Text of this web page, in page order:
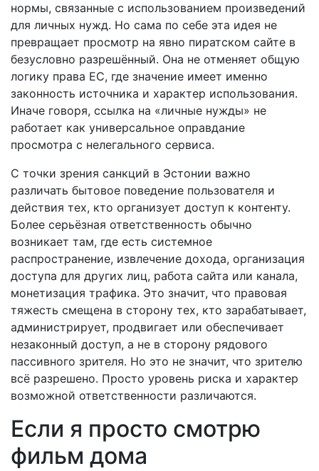
нормы, связанные с использованием произведений
для личных нужд. Но сама по себе эта идея не
превращает просмотр на явно пиратском сайте в
безусловно разрешённый. Она не отменяет общую
логику права ЕС, где значение имеет именно
законность источника и характер использования.
Иначе говоря, ссылка на «личные нужды» не
работает как универсальное оправдание
просмотра с нелегального сервиса.
С точки зрения санкций в Эстонии важно
различать бытовое поведение пользователя и
действия тех, кто организует доступ к контенту.
Более серьёзная ответственность обычно
возникает там, где есть системное
распространение, извлечение дохода, организация
доступа для других лиц, работа сайта или канала,
монетизация трафика. Это значит, что правовая
тяжесть смещена в сторону тех, кто зарабатывает,
администрирует, продвигает или обеспечивает
незаконный доступ, а не в сторону рядового
пассивного зрителя. Но это не значит, что зрителю
всё разрешено. Просто уровень риска и характер
возможной ответственности различаются.
Если я просто смотрю
фильм дома